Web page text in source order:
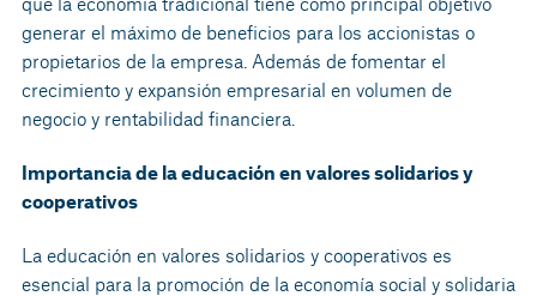
generar el máximo de beneficios para los accionistas o
propietarios de la empresa. Además de fomentar el
crecimiento y expansión empresarial en volumen de
negocio y rentabilidad financiera.
Importancia de la educación en valores solidarios y
cooperativos
La educación en valores solidarios y cooperativos es
esencial para la promoción de la economía social y solidaria